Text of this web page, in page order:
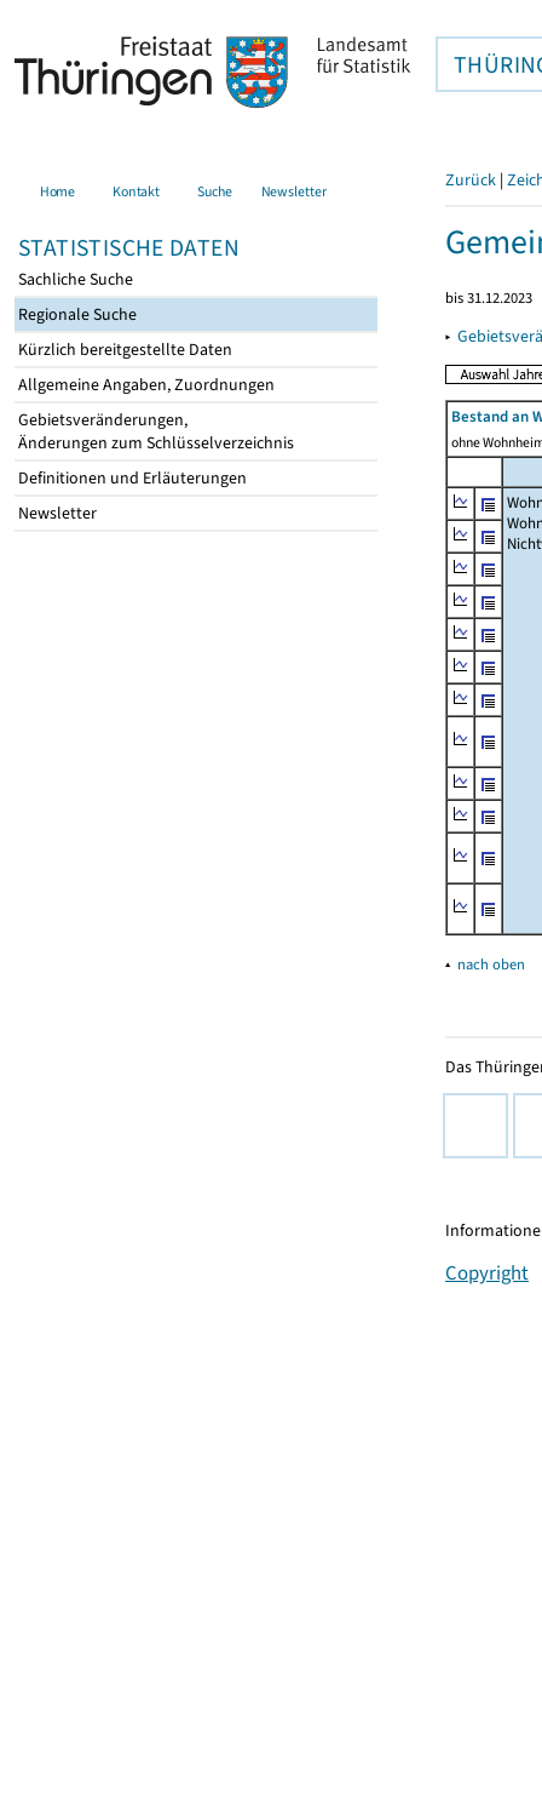
Home Kontakt Suche Newsletter
STATISTISCHE DATEN
Sachliche Suche
Regionale Suche
Kürzlich bereitgestellte Daten
Allgemeine Angaben, Zuordnungen
Gebietsveränderungen,
Änderungen zum Schlüsselverzeichnis
Definitionen und Erläuterungen
Newsletter
Zurück |
bis 31.12.2023
▸
Bestand an
ohne
▴ nach oben
Das
Copyright